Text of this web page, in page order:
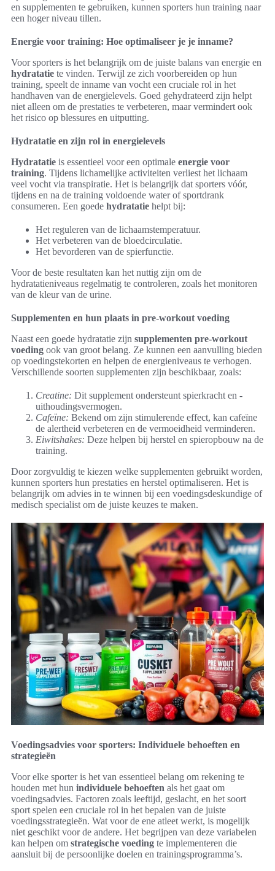
en supplementen te gebruiken, kunnen sporters hun training naar
een hoger niveau tillen.
Energie voor training: Hoe optimaliseer je je inname?
Voor sporters is het belangrijk om de juiste balans van energie en
hydratatie te vinden. Terwijl ze zich voorbereiden op hun
training, speelt de inname van vocht een cruciale rol in het
handhaven van de energielevels. Goed gehydrateerd zijn helpt
niet alleen om de prestaties te verbeteren, maar vermindert ook
het risico op blessures en uitputting.
Hydratatie en zijn rol in energielevels
Hydratatie is essentieel voor een optimale energie voor
training. Tijdens lichamelijke activiteiten verliest het lichaam
veel vocht via transpiratie. Het is belangrijk dat sporters vóór,
tijdens en na de training voldoende water of sportdrank
consumeren. Een goede hydratatie helpt bij:
Het reguleren van de lichaamstemperatuur.
Het verbeteren van de bloedcirculatie.
Het bevorderen van de spierfunctie.
Voor de beste resultaten kan het nuttig zijn om de
hydratatieniveaus regelmatig te controleren, zoals het monitoren
van de kleur van de urine.
Supplementen en hun plaats in pre-workout voeding
Naast een goede hydratatie zijn supplementen pre-workout
voeding ook van groot belang. Ze kunnen een aanvulling bieden
op voedingstekorten en helpen de energieniveaus te verhogen.
Verschillende soorten supplementen zijn beschikbaar, zoals:
Creatine: Dit supplement ondersteunt spierkracht en -
uithoudingsvermogen.
Cafeïne: Bekend om zijn stimulerende effect, kan cafeïne
de alertheid verbeteren en de vermoeidheid verminderen.
Eiwitshakes: Deze helpen bij herstel en spieropbouw na de
training.
Door zorgvuldig te kiezen welke supplementen gebruikt worden,
kunnen sporters hun prestaties en herstel optimaliseren. Het is
belangrijk om advies in te winnen bij een voedingsdeskundige of
medisch specialist om de juiste keuzes te maken.
Voedingsadvies voor sporters: Individuele behoeften en
strategieën
Voor elke sporter is het van essentieel belang om rekening te
houden met hun individuele behoeften als het gaat om
voedingsadvies. Factoren zoals leeftijd, geslacht, en het soort
sport spelen een cruciale rol in het bepalen van de juiste
voedingsstrategieën. Wat voor de ene atleet werkt, is mogelijk
niet geschikt voor de andere. Het begrijpen van deze variabelen
kan helpen om strategische voeding te implementeren die
aansluit bij de persoonlijke doelen en trainingsprogramma’s.